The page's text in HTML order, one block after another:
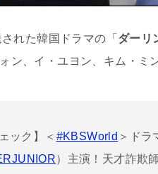
れた韓国ドラマの「 ダーリ
ン、イ・ユヨン、キム・ミ
ック】＜ #KBSWorld ＞ドラ
）主演！天才詐欺